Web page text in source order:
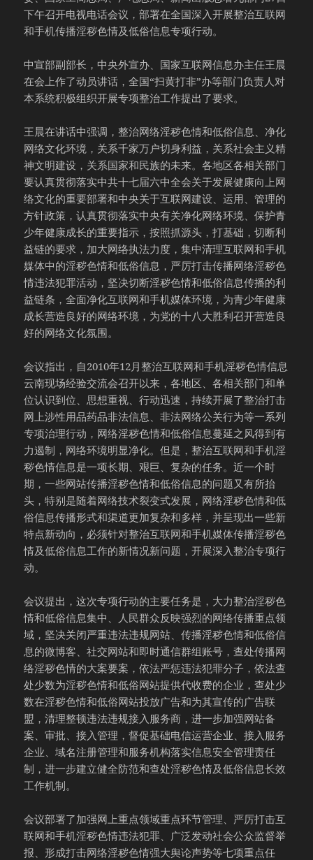
下午召开电视电话会议，部署在全国深入开展整治互联网
和手机传播淫秽色情及低俗信息专项行动。
中宣部副部长，中央外宣办、国家互联网信息办主任王晨
在会上作了动员讲话，全国“扫黄打非”办等部门负责人对
本系统积极组织开展专项整治工作提出了要求。
王晨在讲话中强调，整治网络淫秽色情和低俗信息、净化
网络文化环境，关系千家万户切身利益，关系社会主义精
神文明建设，关系国家和民族的未来。各地区各相关部门
要认真贯彻落实中共十七届六中全会关于发展健康向上网
络文化的重要部署和中央关于互联网建设、运用、管理的
方针政策，认真贯彻落实中央有关净化网络环境、保护青
少年健康成长的重要指示，按照抓源头，打基础，切断利
益链的要求，加大网络执法力度，集中清理互联网和手机
媒体中的淫秽色情和低俗信息，严厉打击传播网络淫秽色
情违法犯罪活动，坚决切断淫秽色情和低俗信息传播的利
益链条，全面净化互联网和手机媒体环境，为青少年健康
成长营造良好的网络环境，为党的十八大胜利召开营造良
好的网络文化氛围。
会议指出，自2010年12月整治互联网和手机淫秽色情信息
云南现场经验交流会召开以来，各地区、各相关部门和单
位认识到位、思想重视、行动迅速，持续开展了整治打击
网上涉性用品药品非法信息、非法网络公关行为等一系列
专项治理行动，网络淫秽色情和低俗信息蔓延之风得到有
力遏制，网络环境明显净化。但是，整治互联网和手机淫
秽色情信息是一项长期、艰巨、复杂的任务。近一个时
期，一些网站传播淫秽色情和低俗信息的问题又有所抬
头，特别是随着网络技术裂变式发展，网络淫秽色情和低
俗信息传播形式和渠道更加复杂和多样，并呈现出一些新
特点新动向，必须针对整治互联网和手机媒体传播淫秽色
情及低俗信息工作的新情况新问题，开展深入整治专项行
动。
会议提出，这次专项行动的主要任务是，大力整治淫秽色
情和低俗信息集中、人民群众反映强烈的网络传播重点领
域，坚决关闭严重违法违规网站、传播淫秽色情和低俗信
息的微博客、社交网站和即时通信群组账号，查处传播网
络淫秽色情的大案要案，依法严惩违法犯罪分子，依法查
处少数为淫秽色情和低俗网站提供代收费的企业，查处少
数在淫秽色情和低俗网站投放广告和为其宣传的广告联
盟，清理整顿违法违规接入服务商，进一步加强网站备
案、审批、接入管理，督促基础电信运营企业、接入服务
企业、域名注册管理和服务机构落实信息安全管理责任
制，进一步建立健全防范和查处淫秽色情及低俗信息长效
工作机制。
会议部署了加强网上重点领域重点环节管理、严厉打击互
联网和手机淫秽色情违法犯罪、广泛发动社会公众监督举
报、形成打击网络淫秽色情强大舆论声势等七项重点任